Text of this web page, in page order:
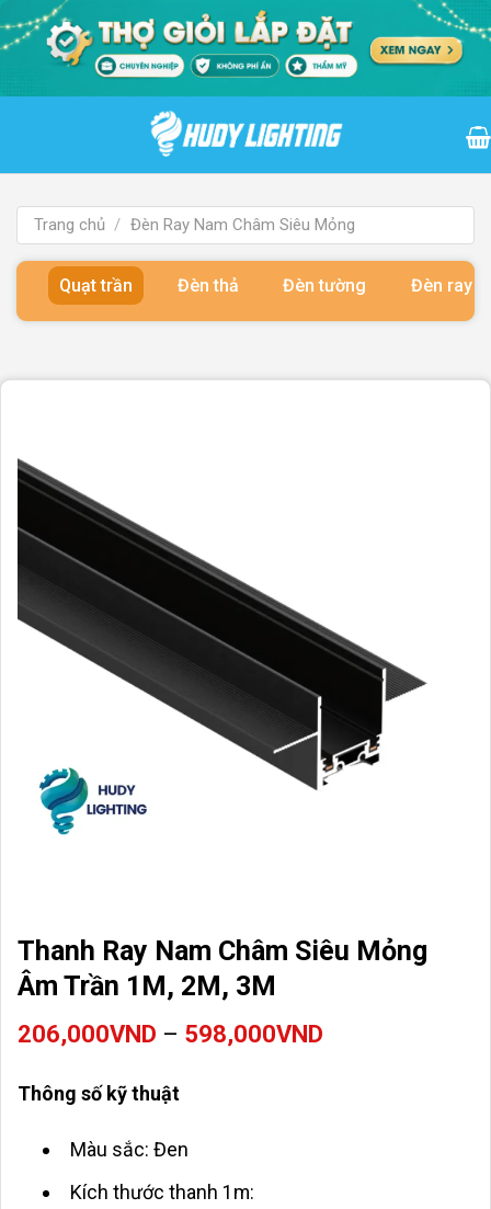
qua
Trang chủ / Đèn Ray Nam Châm Siêu Mỏng
Quạt trần Đèn thả Đèn tường Đèn ray
Thanh Ray Nam Châm Siêu Mỏng
Âm Trần 1M, 2M, 3M
206,000VND – 598,000VND
Thông số kỹ thuật
Màu sắc: Đen
Kích thước thanh 1m: